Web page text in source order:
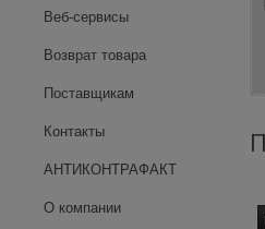
Веб-сервисы
Возврат товара
Поставщикам
Контакты
АНТИКОНТРАФАКТ
О компании